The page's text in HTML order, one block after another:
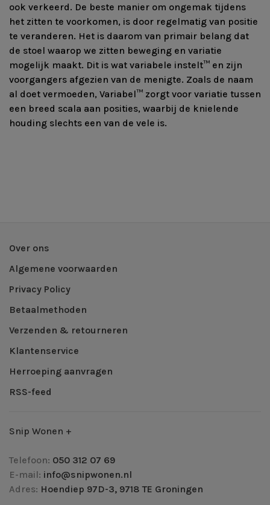
ook verkeerd. De beste manier om ongemak tijdens
het zitten te voorkomen, is door regelmatig van positie
te veranderen. Het is daarom van primair belang dat
de stoel waarop we zitten beweging en variatie
mogelijk maakt. Dit is wat variabele instelt™ en zijn
voorgangers afgezien van de menigte. Zoals de naam
al doet vermoeden, Variabel™ zorgt voor variatie tussen
een breed scala aan posities, waarbij de knielende
houding slechts een van de vele is.
Over ons
Algemene voorwaarden
Privacy Policy
Betaalmethoden
Verzenden & retourneren
Klantenservice
Herroeping aanvragen
RSS-feed
Snip Wonen +
Telefoon: 050 312 07 69
E-mail: info@snipwonen.nl
Adres: Hoendiep 97D-3, 9718 TE Groningen